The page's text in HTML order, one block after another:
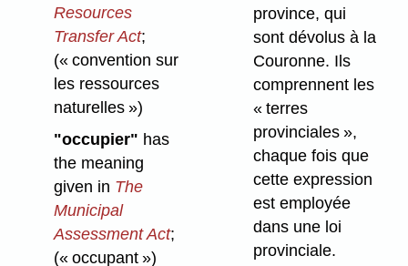
Resources
Transfer Act;
(« convention sur
les ressources
naturelles »)
"occupier" has
the meaning
given in The
Municipal
Assessment Act;
(« occupant »)
province, qui
sont dévolus à la
Couronne. Ils
comprennent les
« terres
provinciales »,
chaque fois que
cette expression
est employée
dans une loi
provinciale.